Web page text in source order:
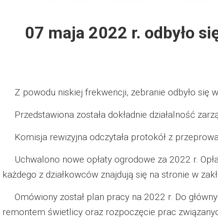
Dzień Działkowca 2014
Dzień Działkowca 2019
Dzień Działkowca 2022
Dzień Działkowca 2023
Dzień Działkowca 2024
07 maja 2022 r. odbyło
Z powodu niskiej frekwencji, zebranie odbyło się
Przedstawiona została dokładnie działalność
Komisja rewizyjna odczytała protokół z
Uchwalono nowe opłaty ogrodowe za 2022 r.
każdego z działkowców znajdują się na stronie w
Omówiony został plan pracy na 2022 r. Do
remontem świetlicy oraz rozpoczęcie prac